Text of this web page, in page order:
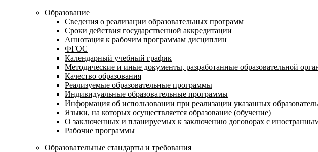
Образование
Сведения о реализации образовательных программ
Сроки действия государственной аккредитации
Аннотация к рабочим программам дисциплин
ФГОС
Календарный учебный график
Методические и иные документы, разработанные образовательной
Качество образования
Реализуемые образовательные программы
Индивидуальные образовательные программы
Информация об использовании при реализации указанных
Языки, на которых осуществляется образование (обучение)
О заключенных и планируемых к заключению договорах с
Рабочие программы
Образовательные стандарты и требования